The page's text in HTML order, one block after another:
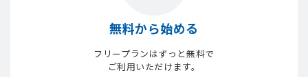
無料から始める
フリープランはずっと無料で
ご利用いただけます。